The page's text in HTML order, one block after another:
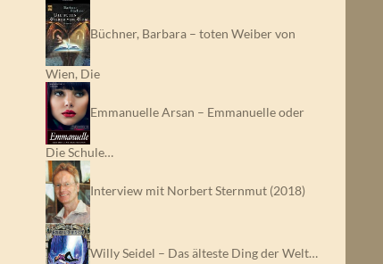
Büchner, Barbara – toten Weiber von
Wien, Die
Emmanuelle Arsan – Emmanuelle oder
Die Schule…
Interview mit Norbert Sternmut (2018)
Willy Seidel – Das älteste Ding der Welt…